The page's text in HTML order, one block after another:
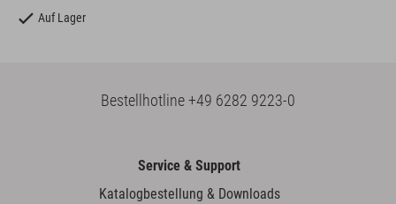
Auf Lager
Bestellhotline+49 6282 9223-0
Service & Support
Katalogbestellung & Downloads